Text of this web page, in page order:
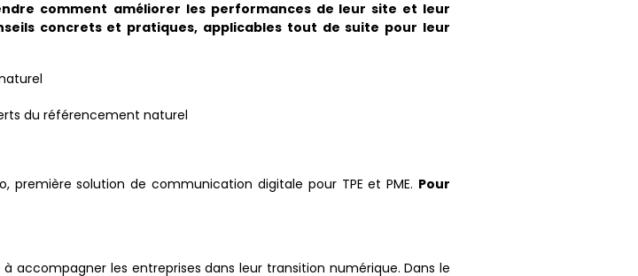
comment améliorer les performances de leur site et leur
concrets et pratiques, applicables tout de suite pour leur
du référencement naturel
première solution de communication digitale pour TPE et PME. Pour
à accompagner les ​entreprises dans leur ​transition numérique. ​Dans le